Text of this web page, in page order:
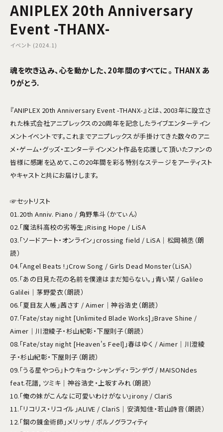
ANIPLEX 20th Anniversary
Event -THANX-
イベント (2024.1)
魂を吹き込み、心を動かした、20年間のすべてに。 THANX あ
りがとう.
『ANIPLEX 20th Anniversary Event -THANX-』とは、2003年に設立さ
れた株式会社アニプレックスの20周年を記念したライブエンターテイン
メントイベントです。これまでアニプレックスが手掛けてきた数々のアニ
メ・ゲーム・グッズ・エンターテインメント作品を応援して頂いたファンの
皆様に感謝を込めて、この20年間を彩る特別なステージをアーティスト
やキャストと共にお届けします。
☞セットリスト
01.20th Anniv. Piano / 角野隼斗（かてぃん）
02.「魔法科高校の劣等生」Rising Hope / LiSA
03.「ソードアート・オンライン」crossing field / LiSA｜松岡禎丞（朗
読）
04.「Angel Beats !」Crow Song / Girls Dead Monster（LiSA）
05.「あの日見た花の名前を僕達はまだ知らない。」青い栞 / Galileo
Galilei｜茅野愛衣（朗読）
06.「夏目友人帳」茜さす / Aimer｜神谷浩史（朗読）
07.「Fate/stay night [Unlimited Blade Works]」Brave Shine /
Aimer｜川澄綾子・杉山紀彰・下屋則子（朗読）
08.「Fate/stay night [Heaven's Feel]」春はゆく / Aimer｜川澄綾
子・杉山紀彰・下屋則子（朗読）
09.「うる星やつら」トウキョウ・シャンディ・ランデヴ / MAISONdes
feat.花譜, ツミキ｜神谷浩史・上坂すみれ（朗読）
10.「俺の妹がこんなに可愛いわけがない」irony / ClariS
11.「リコリス・リコイル」ALIVE / ClariS｜安済知佳・若山詩音（朗読）
12.「鋼の錬金術師」メリッサ / ポルノグラフィティ